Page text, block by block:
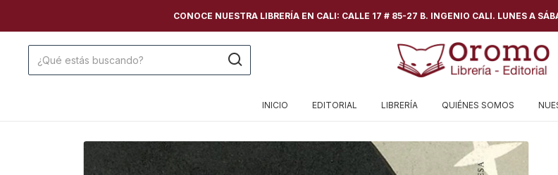
CONOCE NUESTRA LIBRERÍA EN CALI: CALLE 17 # 85-27 B. INGENIO CALI. LUNES A
INICIO EDITORIAL LIBRERÍA QUIÉNES SOMOS